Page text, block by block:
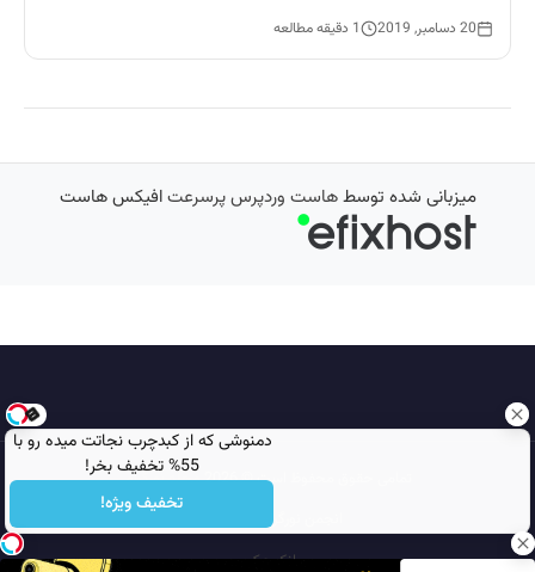
دمنوشی که از کبدچرب نجاتت میده رو با
55% تخفیف بخر!
تخفیف ویژه!
20 دسامبر, 2019 1 دقیقه مطالعه
میزبانی شده توسطهاست وردپرس پرسرعتافیکس هاست
تمامی حقوق محفوظ است © 2026
مجله نورگرام
انجمن نورگرام
بانک عکس